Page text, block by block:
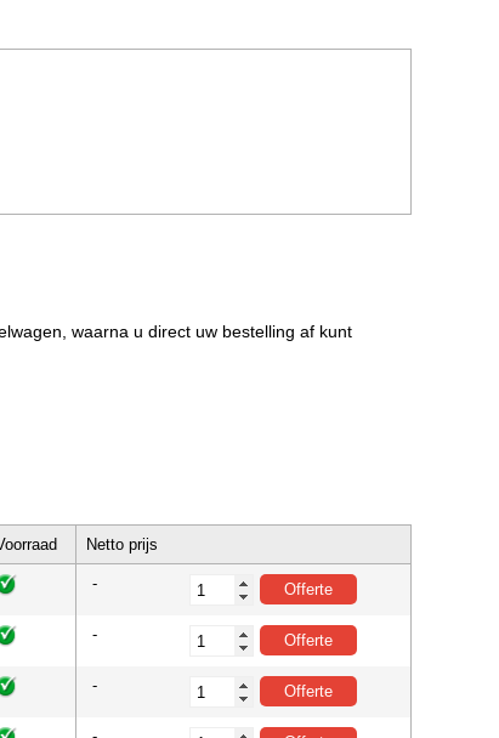
waarna u direct uw bestelling af kunt
Netto prijs
-
-
-